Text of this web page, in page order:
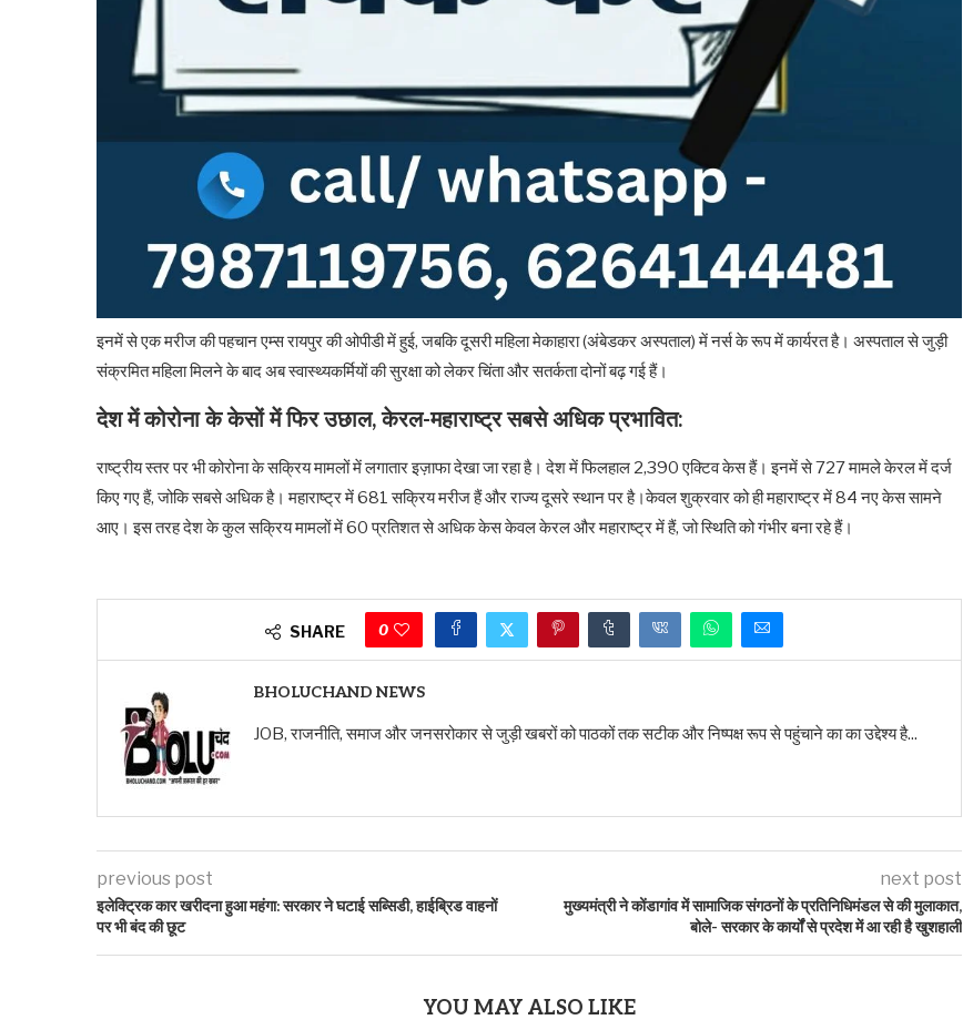
इनमें से एक मरीज की पहचान एम्स रायपुर की ओपीडी में हुई, जबकि दूसरी महिला मेकाहारा (अंबेडकर अस्पताल) में नर्स के रूप में कार्यरत है। अस्पताल से जुड़ी
संक्रमित महिला मिलने के बाद अब स्वास्थ्यकर्मियों की सुरक्षा को लेकर चिंता और सतर्कता दोनों बढ़ गई हैं।
देश में कोरोना के केसों में फिर उछाल, केरल-महाराष्ट्र सबसे अधिक प्रभावित:
राष्ट्रीय स्तर पर भी कोरोना के सक्रिय मामलों में लगातार इज़ाफा देखा जा रहा है। देश में फिलहाल 2,390 एक्टिव केस हैं। इनमें से 727 मामले केरल में दर्ज
किए गए हैं, जोकि सबसे अधिक है। महाराष्ट्र में 681 सक्रिय मरीज हैं और राज्य दूसरे स्थान पर है।केवल शुक्रवार को ही महाराष्ट्र में 84 नए केस सामने
आए। इस तरह देश के कुल सक्रिय मामलों में 60 प्रतिशत से अधिक केस केवल केरल और महाराष्ट्र में हैं, जो स्थिति को गंभीर बना रहे हैं।
SHARE 0
BHOLUCHAND NEWS
JOB, राजनीति, समाज और जनसरोकार से जुड़ी खबरों को पाठकों तक सटीक और निष्पक्ष रूप से पहुंचाने का का उद्देश्य है...
previous post
इलेक्ट्रिक कार खरीदना हुआ महंगा: सरकार ने घटाई सब्सिडी, हाईब्रिड वाहनों
पर भी बंद की छूट
next post
मुख्यमंत्री ने कोंडागांव में सामाजिक संगठनों के प्रतिनिधिमंडल से की मुलाकात,
बोले- सरकार के कार्यों से प्रदेश में आ रही है खुशहाली
YOU MAY ALSO LIKE